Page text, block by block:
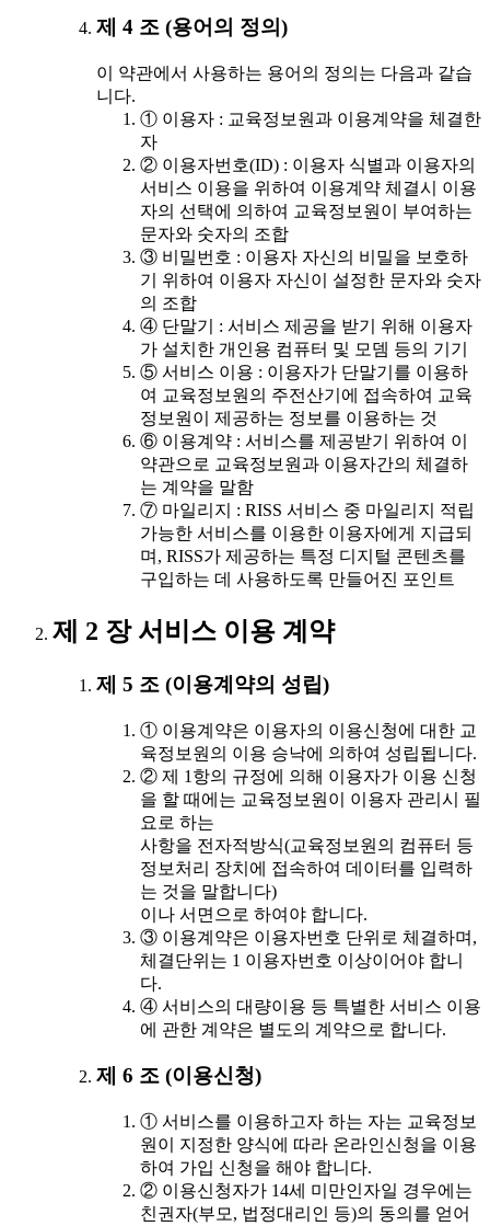
제 4 조 (용어의 정의)
이 약관에서 사용하는 용어의 정의는 다음과 같습
니다.
① 이용자 : 교육정보원과 이용계약을 체결한
자
② 이용자번호(ID) : 이용자 식별과 이용자의
서비스 이용을 위하여 이용계약 체결시 이용
자의 선택에 의하여 교육정보원이 부여하는
문자와 숫자의 조합
③ 비밀번호 : 이용자 자신의 비밀을 보호하
기 위하여 이용자 자신이 설정한 문자와 숫자
의 조합
④ 단말기 : 서비스 제공을 받기 위해 이용자
가 설치한 개인용 컴퓨터 및 모뎀 등의 기기
⑤ 서비스 이용 : 이용자가 단말기를 이용하
여 교육정보원의 주전산기에 접속하여 교육
정보원이 제공하는 정보를 이용하는 것
⑥ 이용계약 : 서비스를 제공받기 위하여 이
약관으로 교육정보원과 이용자간의 체결하
는 계약을 말함
⑦ 마일리지 : RISS 서비스 중 마일리지 적립
가능한 서비스를 이용한 이용자에게 지급되
며, RISS가 제공하는 특정 디지털 콘텐츠를
구입하는 데 사용하도록 만들어진 포인트
제 2 장 서비스 이용 계약
제 5 조 (이용계약의 성립)
① 이용계약은 이용자의 이용신청에 대한 교
육정보원의 이용 승낙에 의하여 성립됩니다.
② 제 1항의 규정에 의해 이용자가 이용 신청
을 할 때에는 교육정보원이 이용자 관리시 필
요로 하는
사항을 전자적방식(교육정보원의 컴퓨터 등
정보처리 장치에 접속하여 데이터를 입력하
는 것을 말합니다)
이나 서면으로 하여야 합니다.
③ 이용계약은 이용자번호 단위로 체결하며,
체결단위는 1 이용자번호 이상이어야 합니
다.
④ 서비스의 대량이용 등 특별한 서비스 이용
에 관한 계약은 별도의 계약으로 합니다.
제 6 조 (이용신청)
① 서비스를 이용하고자 하는 자는 교육정보
원이 지정한 양식에 따라 온라인신청을 이용
하여 가입 신청을 해야 합니다.
② 이용신청자가 14세 미만인자일 경우에는
친권자(부모, 법정대리인 등)의 동의를 얻어